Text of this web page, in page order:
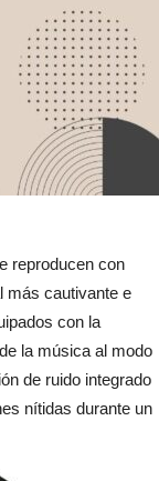
reproducen con
más cautivante e
con la
la música al modo
de ruido integrado
nítidas durante un